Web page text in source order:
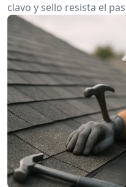
clavo y sello resista el